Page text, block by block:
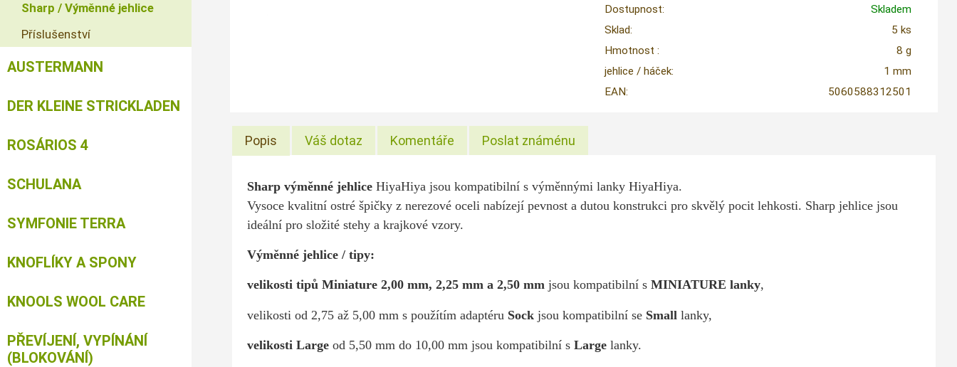
Dostupnost:
Skladem
Sklad:
5 ks
Hmotnost :
8 g
jehlice / háček:
1 mm
EAN:
5060588312501
Popis Váš dotaz Komentáře Poslat známénu
Sharp výměnné jehlice HiyaHiya jsou kompatibilní s výměnnými lanky HiyaHiya.
Vysoce kvalitní ostré špičky z nerezové oceli nabízejí pevnost a dutou konstrukci pro skvělý pocit lehkosti. Sharp jehlice jsou
ideální pro složité stehy a krajkové vzory.
Výměnné jehlice / tipy:
velikosti tipů Miniature 2,00 mm, 2,25 mm a 2,50 mmjsou kompatibilní sMINIATURE lanky,
velikosti od 2,75 až 5,00 mm s použítím adaptéru Sock jsou kompatibilní se Small lanky,
velikosti Large od 5,50 mm do 10,00 mm jsou kompatibilní sLarge lanky.
Sharp / Výměnné jehlice
Příslušenství
AUSTERMANN
DER KLEINE STRICKLADEN
ROSÁRIOS 4
SCHULANA
SYMFONIE TERRA
KNOFLÍKY A SPONY
KNOOLS WOOL CARE
PŘEVÍJENÍ, VYPÍNÁNÍ
(BLOKOVÁNÍ)